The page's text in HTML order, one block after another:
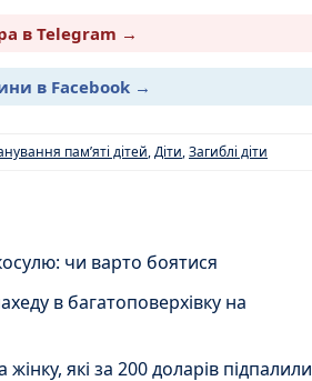
в Telegram →
в Facebook →
памʼяті дітей,Діти,Загиблі діти
чи варто боятися
в багатоповерхівку на
які за 200 доларів підпалили